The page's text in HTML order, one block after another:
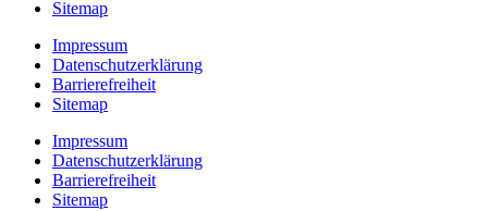
Sitemap
Impressum
Datenschutzerklärung
Barrierefreiheit
Sitemap
Impressum
Datenschutzerklärung
Barrierefreiheit
Sitemap